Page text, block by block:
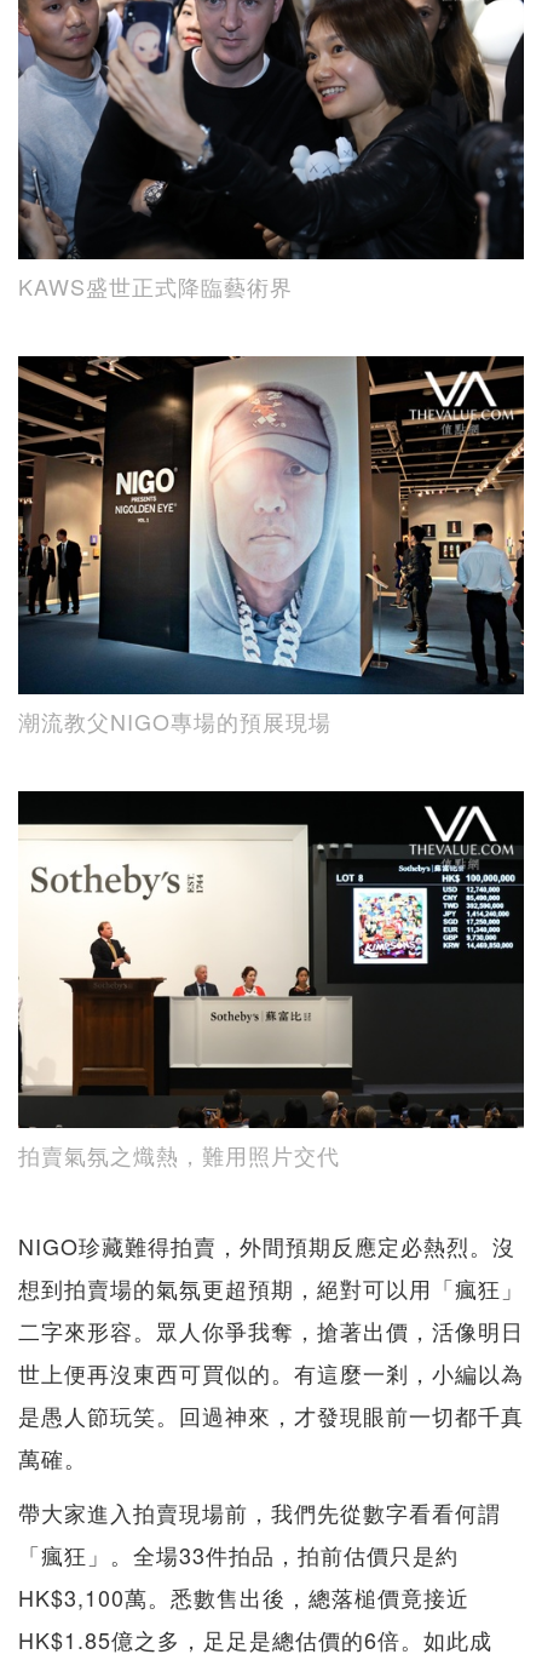
KAWS盛世正式降臨藝術界
潮流教父NIGO專場的預展現場
拍賣氣氛之熾熱，難用照片交代
NIGO珍藏難得拍賣，外間預期反應定必熱烈。沒
想到拍賣場的氣氛更超預期，絕對可以用「瘋狂」
二字來形容。眾人你爭我奪，搶著出價，活像明日
世上便再沒東西可買似的。有這麼一剎，小編以為
是愚人節玩笑。回過神來，才發現眼前一切都千真
萬確。
帶大家進入拍賣現場前，我們先從數字看看何謂
「瘋狂」。全場33件拍品，拍前估價只是約
HK$3,100萬。悉數售出後，總落槌價竟接近
HK$1.85億之多，足足是總估價的6倍。如此成